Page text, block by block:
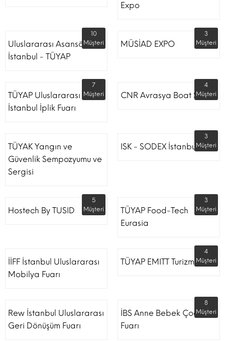
Expo
Uluslararası Asansör
İstanbul - TÜYAP
10
Müşteri
MÜSİAD EXPO
3
Müşteri
TÜYAP Uluslararası
İstanbul İplik Fuarı
7
Müşteri
CNR Avrasya Boat Show
4
Müşteri
TÜYAK Yangın ve
Güvenlik Sempozyumu ve
Sergisi
ISK - SODEX İstanbul
3
Müşteri
Hostech By TUSID
5
Müşteri
TÜYAP Food-Tech
Eurasia
3
Müşteri
İİFF İstanbul Uluslararası
Mobilya Fuarı
TÜYAP EMITT Turizm Fuarı
4
Müşteri
Rew İstanbul Uluslararası
Geri Dönüşüm Fuarı
İBS Anne Bebek Çocuk
Fuarı
8
Müşteri